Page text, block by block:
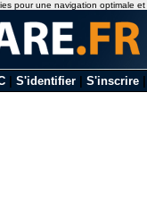
S'identifier S'inscrire
pour une navigation optimale